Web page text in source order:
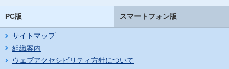
PC版 スマートフォン版
サイトマップ
組織案内
ウェブアクセシビリティ方針について